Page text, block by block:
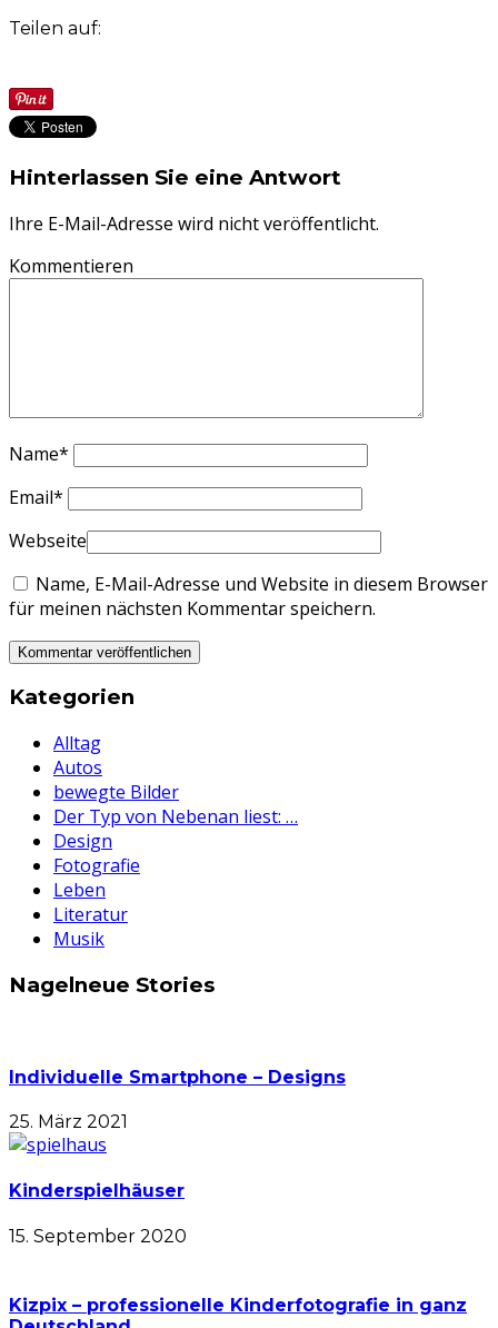
Teilen auf:
Hinterlassen Sie eine Antwort
Ihre E-Mail-Adresse wird nicht veröffentlicht.
Kommentieren
Name*
Email*
Webseite
Name, E-Mail-Adresse und Website in diesem Browser
für meinen nächsten Kommentar speichern.
Kategorien
Alltag
Autos
bewegte Bilder
Der Typ von Nebenan liest: …
Design
Fotografie
Leben
Literatur
Musik
Nagelneue Stories
Individuelle Smartphone – Designs
25. März 2021
Kinderspielhäuser
15. September 2020
Kizpix – professionelle Kinderfotografie in ganz